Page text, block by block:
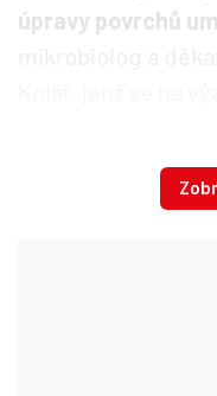
úpravy povrchů
Bakterie (ilustrační).